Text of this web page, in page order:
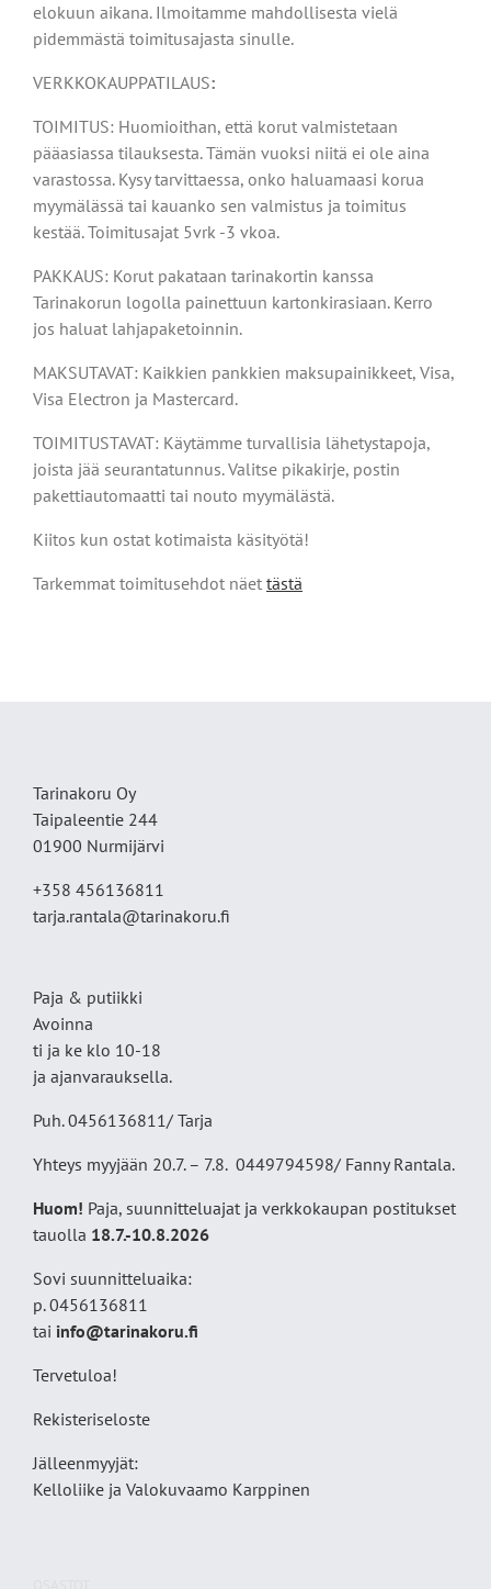
elokuun aikana. Ilmoitamme mahdollisesta vielä
pidemmästä toimitusajasta sinulle.
VERKKOKAUPPATILAUS:
TOIMITUS: Huomioithan, että korut valmistetaan
pääasiassa tilauksesta. Tämän vuoksi niitä ei ole aina
varastossa. Kysy tarvittaessa, onko haluamaasi korua
myymälässä tai kauanko sen valmistus ja toimitus
kestää. Toimitusajat 5vrk -3 vkoa.
PAKKAUS: Korut pakataan tarinakortin kanssa
Tarinakorun logolla painettuun kartonkirasiaan. Kerro
jos haluat lahjapaketoinnin.
MAKSUTAVAT: Kaikkien pankkien maksupainikkeet, Visa,
Visa Electron ja Mastercard.
TOIMITUSTAVAT: Käytämme turvallisia lähetystapoja,
joista jää seurantatunnus. Valitse pikakirje, postin
pakettiautomaatti tai nouto myymälästä.
Kiitos kun ostat kotimaista käsityötä!
Tarkemmat toimitusehdot näet tästä
Tarinakoru Oy
Taipaleentie 244
01900 Nurmijärvi
+358 456136811
tarja.rantala@tarinakoru.fi
Paja & putiikki
Avoinna
ti ja ke klo 10-18
ja ajanvarauksella.
Puh. 0456136811/ Tarja
Yhteys myyjään 20.7. – 7.8. 0449794598/ Fanny Rantala.
Huom! Paja, suunnitteluajat ja verkkokaupan postitukset
tauolla 18.7.-10.8.2026
Sovi suunnitteluaika:
p. 0456136811
tai info@tarinakoru.fi
Tervetuloa!
Rekisteriseloste
Jälleenmyyjät:
Kelloliike ja Valokuvaamo Karppinen